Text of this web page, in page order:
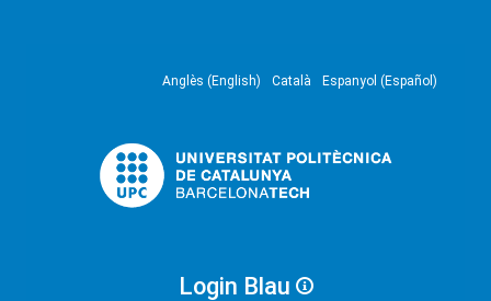
Anglès (English) Català Espanyol (Español)
Login Blau